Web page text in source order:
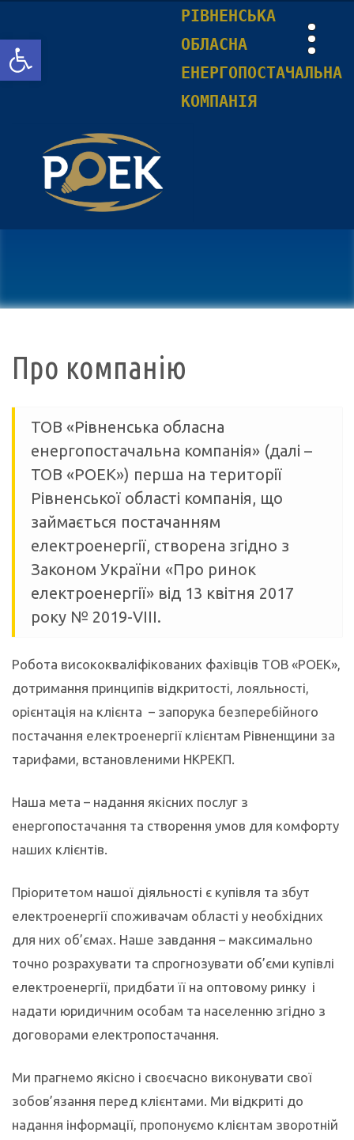
Відкрити Панель інструментів
РІВНЕНСЬКА
ОБЛАСНА
ЕНЕРГОПОСТАЧАЛЬНА
КОМПАНІЯ
Про компанію
ТОВ «Рівненська обласна
енергопостачальна компанія» (далі –
ТОВ «РОЕК») перша на території
Рівненської області компанія, що
займається постачанням
електроенергії, створена згідно з
Законом України «Про ринок
електроенергії» від 13 квітня 2017
року № 2019-VIII.
Робота висококваліфікованих фахівців ТОВ «РОЕК»,
дотримання принципів відкритості, лояльності,
орієнтація на клієнта – запорука безперебійного
постачання електроенергії клієнтам Рівненщини за
тарифами, встановленими НКРЕКП.
Наша мета – надання якісних послуг з
енергопостачання та створення умов для комфорту
наших клієнтів.
Пріоритетом нашої діяльності є купівля та збут
електроенергії споживачам області у необхідних
для них об’ємах. Наше завдання – максимально
точно розрахувати та спрогнозувати об’єми купівлі
електроенергії, придбати її на оптовому ринку і
надати юридичним особам та населенню згідно з
договорами електропостачання.
Ми прагнемо якісно і своєчасно виконувати свої
зобов’язання перед клієнтами. Ми відкриті до
надання інформації, пропонуємо клієнтам зворотній